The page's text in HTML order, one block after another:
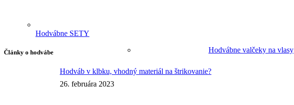
Hodvábne valčeky na vlasy
Hodvábne SETY
Články o hodvábe
Hodváb v klbku, vhodný materiál na štrikovanie?
26. februára 2023